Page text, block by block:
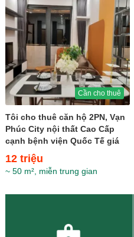
Cần cho thuê
Tôi cho thuê căn hộ 2PN, Vạn
Phúc City nội thất Cao Cấp
cạnh bệnh viện Quốc Tế giá
chỉ 12 triệu
12 triệu
~ 50 m², miễn trung gian